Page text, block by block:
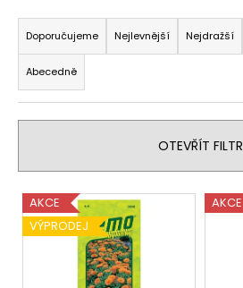
Ř
a
z
e
n
r
o
d
Doporučujeme Nejlevnější Nejdražší
Abecedně
OTEVŘÍT FILTR
V
ý
p
AKCE
VÝPRODEJ
AKCE
D
o
p
o
u